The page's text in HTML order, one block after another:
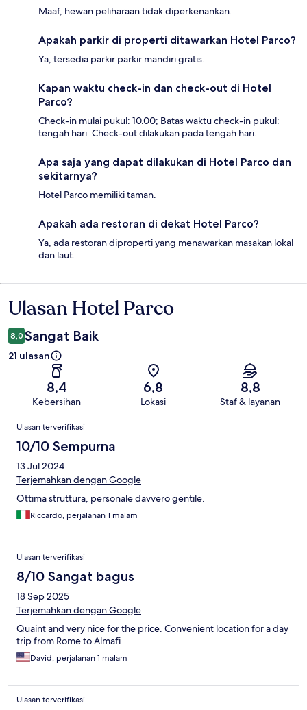
Maaf, hewan peliharaan tidak diperkenankan.
Apakah parkir di properti ditawarkan Hotel Parco?
Ya, tersedia parkir parkir mandiri gratis.
Kapan waktu check-in dan check-out di Hotel
Parco?
Check-in mulai pukul: 10.00; Batas waktu check-in pukul:
tengah hari. Check-out dilakukan pada tengah hari.
Apa saja yang dapat dilakukan di Hotel Parco dan
sekitarnya?
Hotel Parco memiliki taman.
Apakah ada restoran di dekat Hotel Parco?
Ya, ada restoran diproperti yang menawarkan masakan lokal
dan laut.
Ulasan
Ulasan Hotel Parco
8,0 Sangat Baik
21 ulasan
8,4
Kebersihan
6,8
Lokasi
8,8
Staf & layanan
Ulasan
Ulasan terverifikasi
10/10 Sempurna
13 Jul 2024
Terjemahkan dengan Google
Ottima struttura, personale davvero gentile.
Riccardo, perjalanan 1 malam
Ulasan terverifikasi
8/10 Sangat bagus
18 Sep 2025
Terjemahkan dengan Google
Quaint and very nice for the price. Convenient location for a day
trip from Rome to Almafi
David, perjalanan 1 malam
Ulasan terverifikasi